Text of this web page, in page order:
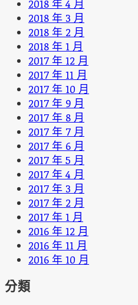
2018 年 4 月
2018 年 3 月
2018 年 2 月
2018 年 1 月
2017 年 12 月
2017 年 11 月
2017 年 10 月
2017 年 9 月
2017 年 8 月
2017 年 7 月
2017 年 6 月
2017 年 5 月
2017 年 4 月
2017 年 3 月
2017 年 2 月
2017 年 1 月
2016 年 12 月
2016 年 11 月
2016 年 10 月
分類